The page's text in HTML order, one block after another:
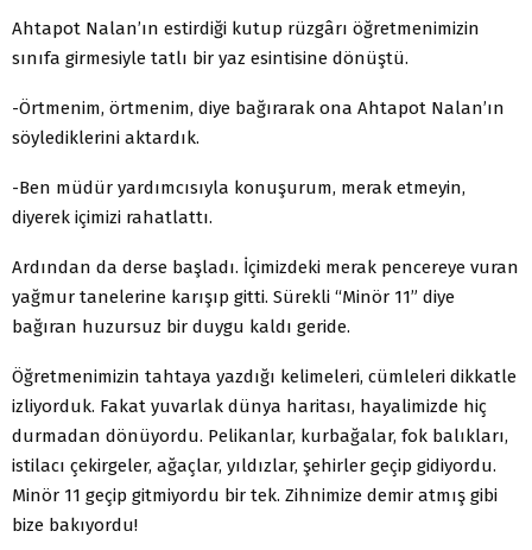
Ahtapot Nalan’ın estirdiği kutup rüzgârı öğretmenimizin
sınıfa girmesiyle tatlı bir yaz esintisine dönüştü.
-Örtmenim, örtmenim, diye bağırarak ona Ahtapot Nalan’ın
söylediklerini aktardık.
-Ben müdür yardımcısıyla konuşurum, merak etmeyin,
diyerek içimizi rahatlattı.
Ardından da derse başladı. İçimizdeki merak pencereye vuran
yağmur tanelerine karışıp gitti. Sürekli “Minör 11” diye
bağıran huzursuz bir duygu kaldı geride.
Öğretmenimizin tahtaya yazdığı kelimeleri, cümleleri dikkatle
izliyorduk. Fakat yuvarlak dünya haritası, hayalimizde hiç
durmadan dönüyordu. Pelikanlar, kurbağalar, fok balıkları,
istilacı çekirgeler, ağaçlar, yıldızlar, şehirler geçip gidiyordu.
Minör 11 geçip gitmiyordu bir tek. Zihnimize demir atmış gibi
bize bakıyordu!